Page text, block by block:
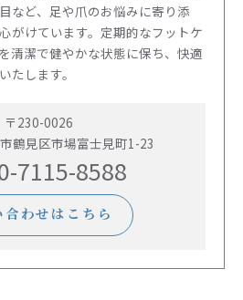
など、足や爪のお悩みに寄り添
がけています。定期的なフットケ
清潔で健やかな状態に保ち、快適
たします。
〒230-0026
鶴見区市場富士見町1-23
7115-8588
合わせはこちら